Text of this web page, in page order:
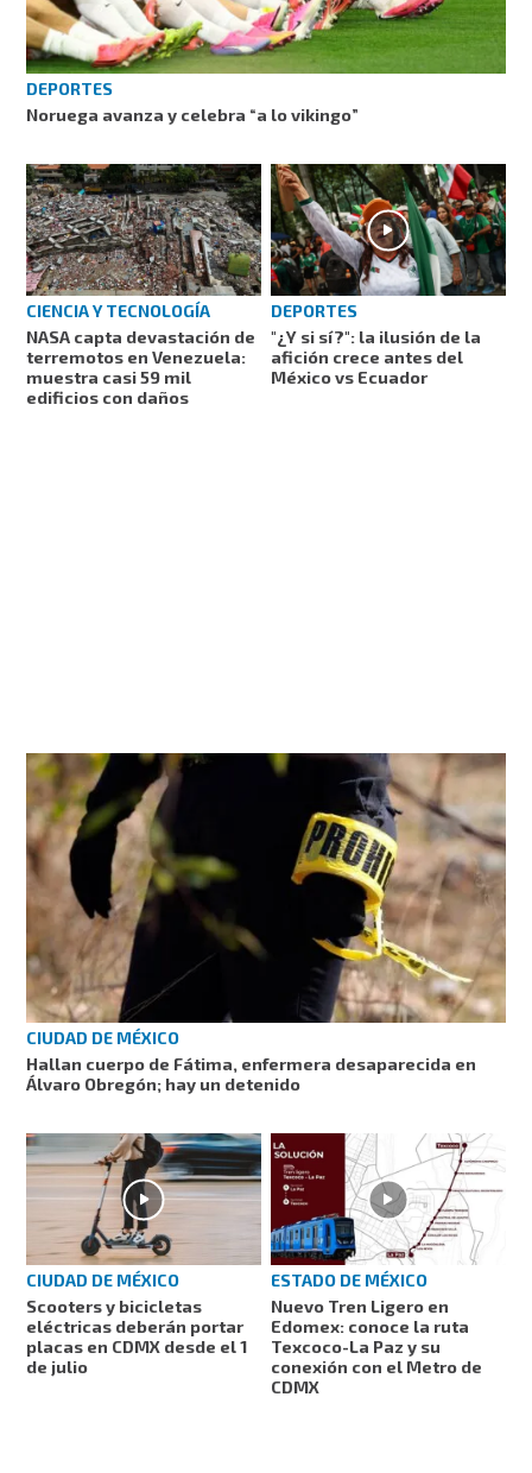
DEPORTES
Noruega avanza y celebra “a lo vikingo”
CIENCIA Y TECNOLOGÍA
NASA capta devastación de
terremotos en Venezuela:
muestra casi 59 mil
edificios con daños
DEPORTES
"¿Y si sí?": la ilusión de la
afición crece antes del
México vs Ecuador
CIUDAD DE MÉXICO
Hallan cuerpo de Fátima, enfermera desaparecida en
Álvaro Obregón; hay un detenido
CIUDAD DE MÉXICO
Scooters y bicicletas
eléctricas deberán portar
placas en CDMX desde el 1
de julio
ESTADO DE MÉXICO
Nuevo Tren Ligero en
Edomex: conoce la ruta
Texcoco-La Paz y su
conexión con el Metro de
CDMX